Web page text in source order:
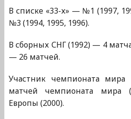
В списке «33-х» — №1 (1997,
№3 (1994, 1995, 1996).
В сборных СНГ (1992) — 4
— 26 матчей.
Участник чемпионата мира
матчей чемпионата мира
Европы (2000).